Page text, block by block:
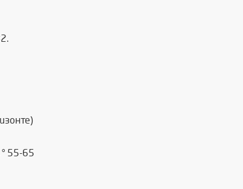
° 55-65